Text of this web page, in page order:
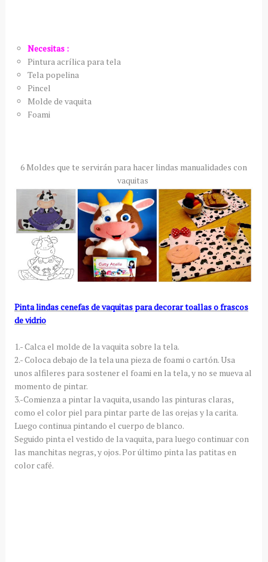
Necesitas :
Pintura acrílica para tela
Tela popelina
Pincel
Molde de vaquita
Foami
6 Moldes que te servirán para hacer lindas manualidades con
vaquitas
Pinta lindas cenefas de vaquitas para decorar toallas o frascos
de vidrio
1.- Calca el molde de la vaquita sobre la tela.
2.- Coloca debajo de la tela una pieza de foami o cartón. Usa
unos alfileres para sostener el foami en la tela, y no se mueva al
momento de pintar.
3.-Comienza a pintar la vaquita, usando las pinturas claras,
como el color piel para pintar parte de las orejas y la carita.
Luego continua pintando el cuerpo de blanco.
Seguido pinta el vestido de la vaquita, para luego continuar con
las manchitas negras, y ojos. Por último pinta las patitas en
color café.